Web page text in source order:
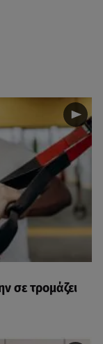
σε τρομάζει